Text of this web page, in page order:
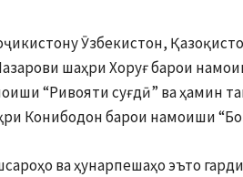
Ӯзбекистон,
шаҳри Хоруғ барои
“Ривояти суғдӣ” ва ҳамин
Конибодон барои намоиши
ва ҳунарпешаҳо эъто